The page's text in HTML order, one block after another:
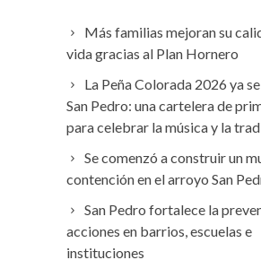
Más familias mejoran su
vida gracias al Plan Hornero
La Peña Colorada 2026 ya
San Pedro: una cartelera de
para celebrar la música y la
Se comenzó a construir un
contención en el arroyo San
San Pedro fortalece la
acciones en barrios, escuelas e
instituciones